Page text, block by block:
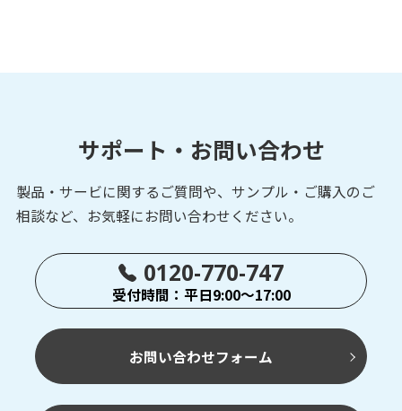
サポート・お問い合わせ
製品・サービに関するご質問や、サンプル・ご購入の ご
相談など、お気軽にお問い合わせください。
0120-770-747
受付時間：平日9:00～17:00
お問い合わせフォーム